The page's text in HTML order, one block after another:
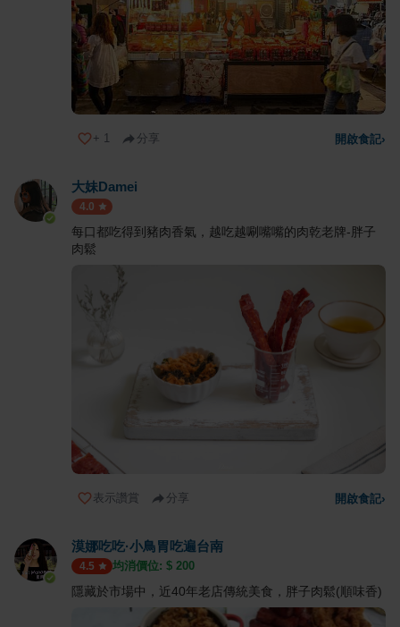
+ 1 分享 開啟食記›
大妹Damei
4.0
每口都吃得到豬肉香氣，越吃越唰嘴嘴的肉乾老牌-胖子
肉鬆
表示讚賞 分享 開啟食記›
漠娜吃吃·小鳥胃吃遍台南
4.5 均消價位: $ 200
隱藏於市場中，近40年老店傳統美食，胖子肉鬆(順味香)